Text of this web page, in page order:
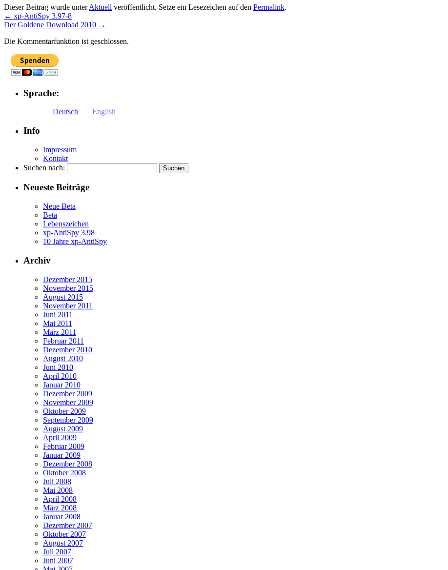
Dieser Beitrag wurde unterAktuell veröffentlicht. Setze ein Lesezeichen auf den Permalink.
← xp-AntiSpy 3.97-8
Der Goldene Download 2010 →
Die Kommentarfunktion ist geschlossen.
Sprache:
Deutsch English
Info
Impressum
Kontakt
Suchen nach:
Neueste Beiträge
Neue Beta
Beta
Lebenszeichen
xp-AntiSpy 3.98
10 Jahre xp-AntiSpy
Archiv
Dezember 2015
November 2015
August 2015
November 2011
Juni 2011
Mai 2011
März 2011
Februar 2011
Dezember 2010
August 2010
Juni 2010
April 2010
Januar 2010
Dezember 2009
November 2009
Oktober 2009
September 2009
August 2009
April 2009
Februar 2009
Januar 2009
Dezember 2008
Oktober 2008
Juli 2008
Mai 2008
April 2008
März 2008
Januar 2008
Dezember 2007
Oktober 2007
August 2007
Juli 2007
Juni 2007